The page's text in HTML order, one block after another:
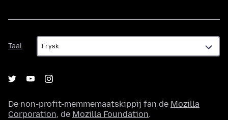
Taal
Taal
De non-profit-memmemaatskippij fan de Mozilla
Corporation, de Mozilla Foundation.